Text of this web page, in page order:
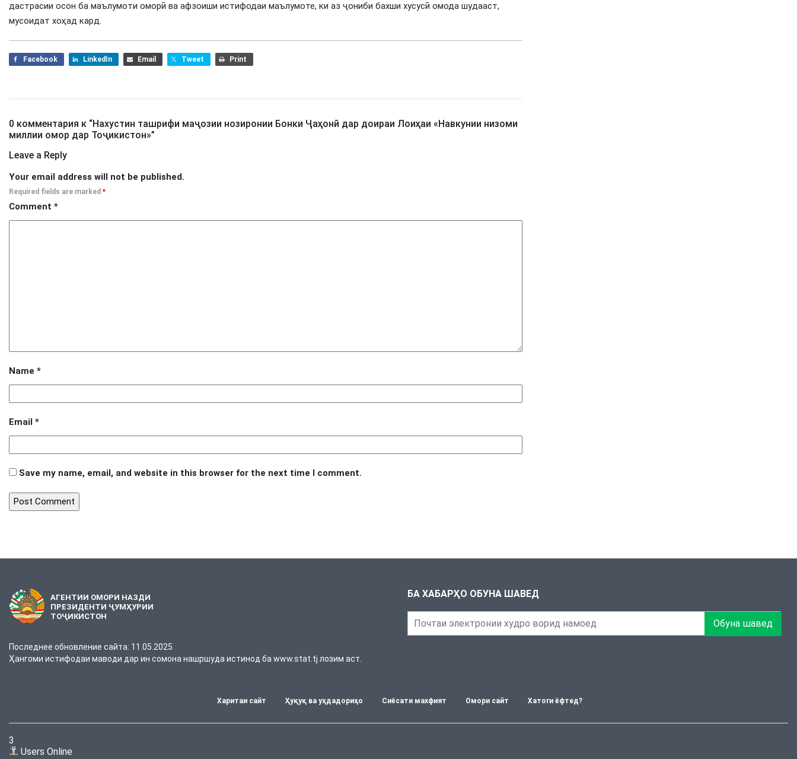
дастрасии осон ба маълумоти оморӣ ва афзоиши истифодаи маълумоте, ки аз ҷониби бахши хусусӣ омода шудааст,
мусоидат хоҳад кард.
Facebook LinkedIn Email Tweet Print
0 комментария к “Нахустин ташрифи маҷозии нозиронии Бонки Ҷаҳонӣ дар доираи Лоиҳаи «Навкунии низоми
миллии омор дар Тоҷикистон»”
Leave a Reply
Your email address will not be published.
Required fields are marked *
Comment *
Name *
Email *
Save my name, email, and website in this browser for the next time I comment.
АГЕНТИИ ОМОРИ НАЗДИ
ПРЕЗИДЕНТИ ҶУМҲУРИИ
ТОҶИКИСТОН
Последнее обновление сайта: 11.05.2025
Ҳангоми истифодаи маводи дар ин сомона нашршуда истинод ба www.stat.tj лозим аст.
БА ХАБАРҲО ОБУНА ШАВЕД
Обуна шавед
Харитаи сайт Ҳуқуқ ва уҳдадориҳо Сиёсати махфият Омори сайт Хатоги ёфтед?
3
Users Online